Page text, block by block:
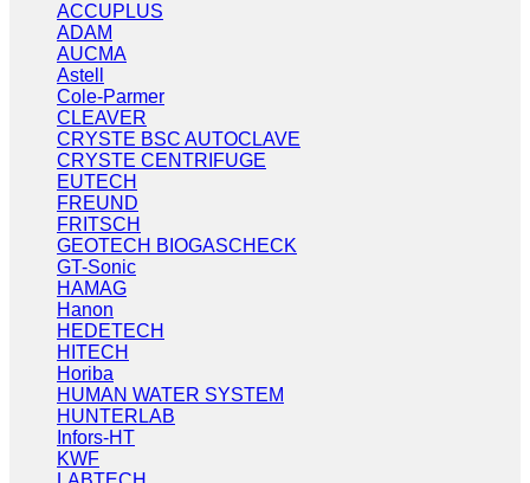
ACCUPLUS
ADAM
AUCMA
Astell
Cole-Parmer
CLEAVER
CRYSTE BSC AUTOCLAVE
CRYSTE CENTRIFUGE
EUTECH
FREUND
FRITSCH
GEOTECH BIOGASCHECK
GT-Sonic
HAMAG
Hanon
HEDETECH
HITECH
Horiba
HUMAN WATER SYSTEM
HUNTERLAB
Infors-HT
KWF